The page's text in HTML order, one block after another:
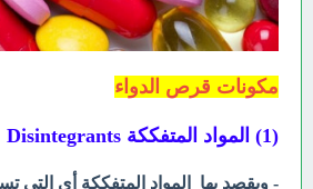
مكونات قرص الدواء
(1) المواد المتفككة Disintegrants
- ويقصد بها المواد المتفككة أى